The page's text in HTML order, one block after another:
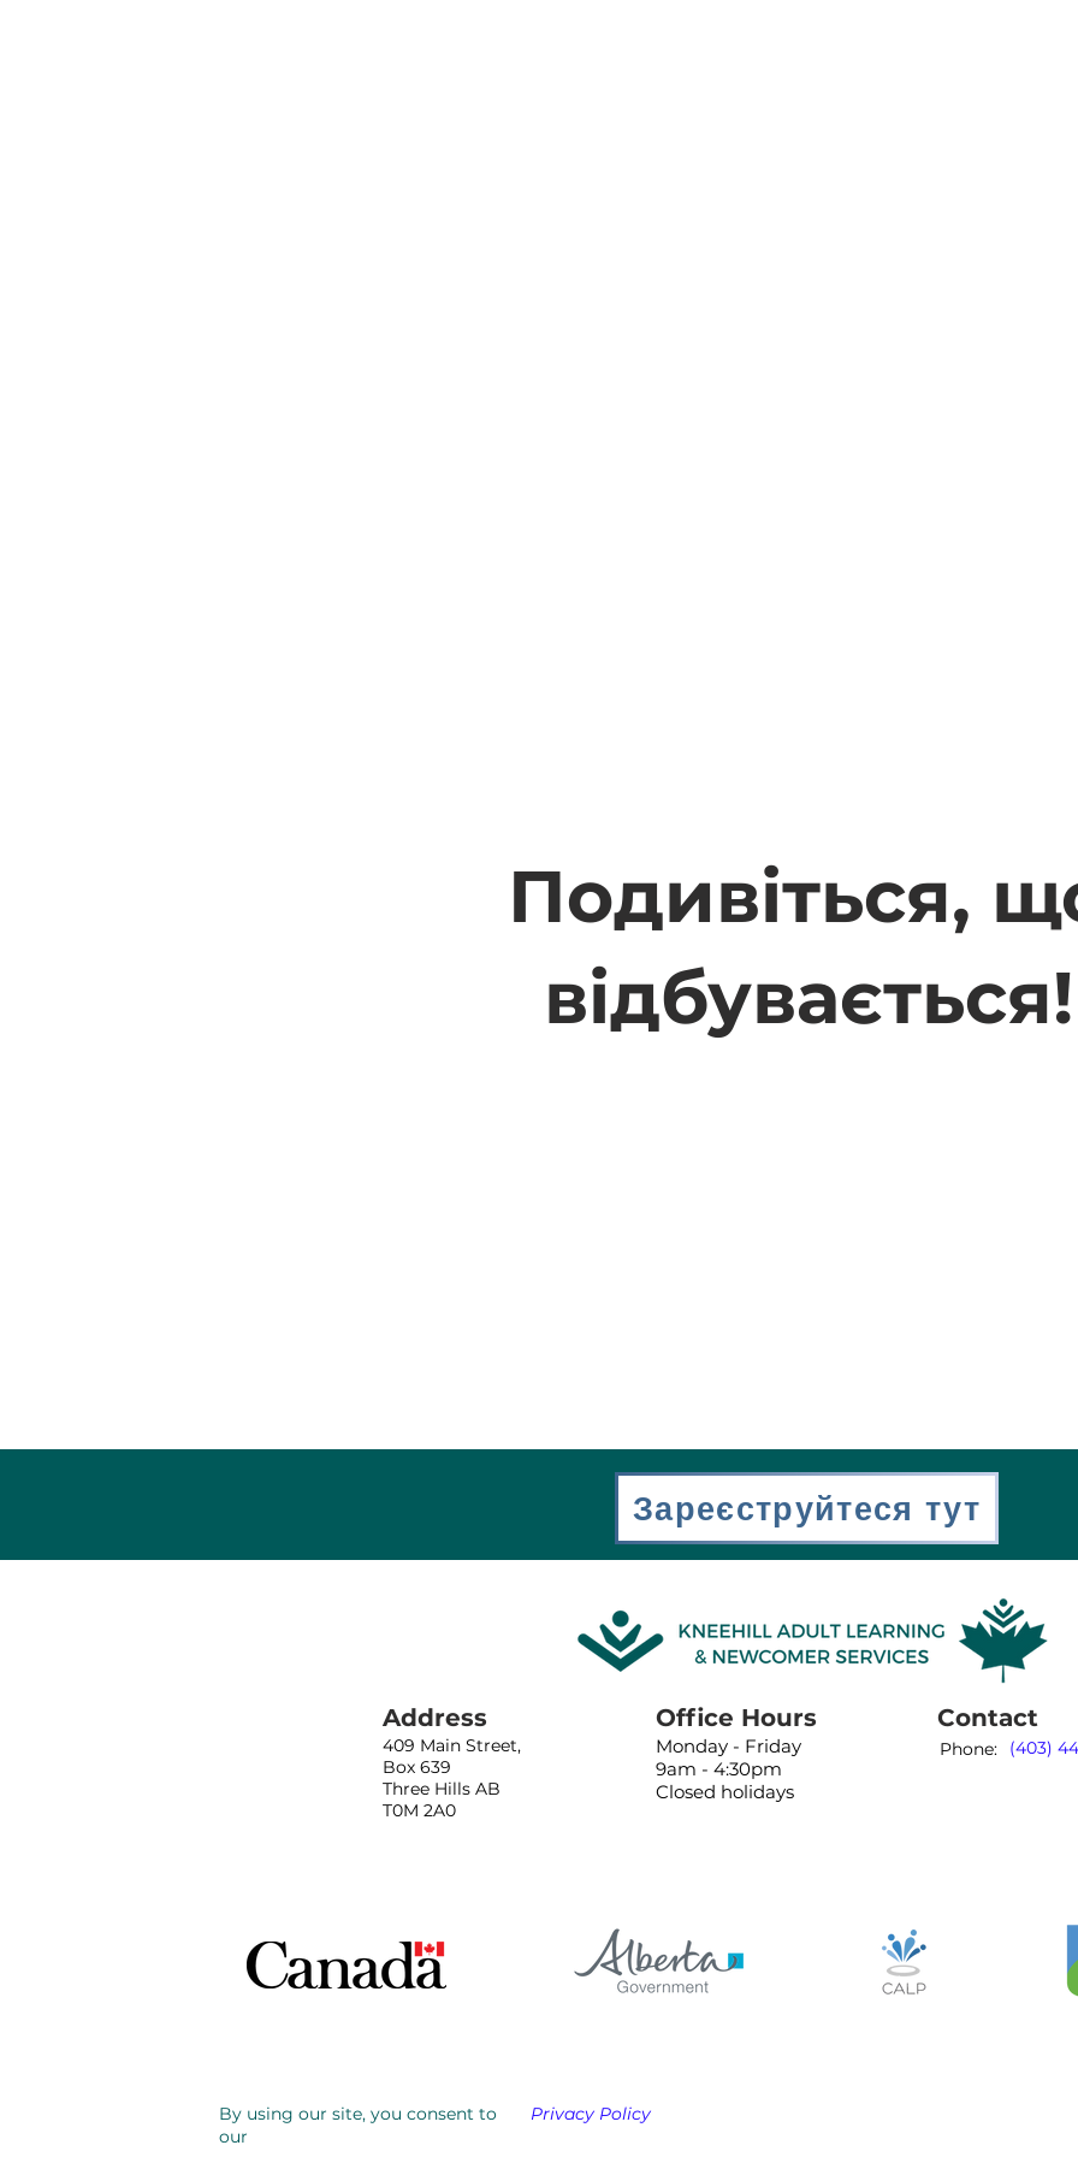
Подивіться,
відбувається!
Зареєструйтеся тут
Address
409 Main Street,
Box 639
Three Hills AB
T0M 2A0
Office Hours
Monday - Friday
9am - 4:30pm
Closed holidays
Contact
Phone: (403)
By using our site, you consent to
our
Privacy Policy